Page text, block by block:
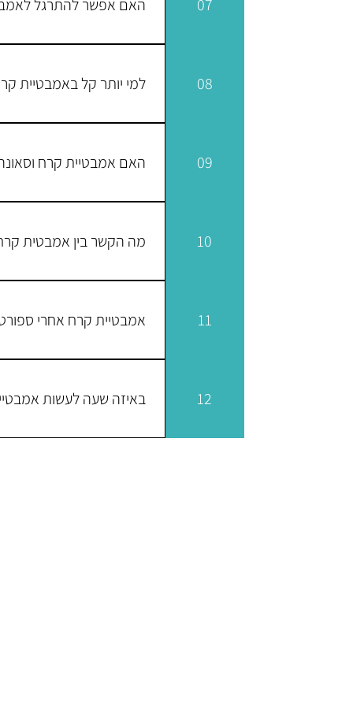
07 האם אפשר להתרגל
התשובה היא כן, מ שתתרגלו
08 למי יותר קל באמבטיית
אז התשובה כאן היא יחסית
סטרס. לסיכום ניתן לומר
09 האם אמבטיית קרח
לאמבטיית קרח וסאונה הרבה
10 מה הקשר בין אמבטית
ולנשום יותר נכון.
11 אמבטיית קרח אחרי
אמבטיית קרח לאחר פעילות
לפרק את סיבי השריר כפי
לאחר מכן.
12 באיזה שעה לעשות
אנחנו ממליצים על להכנס